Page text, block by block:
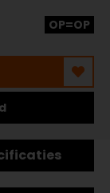
OP=OP